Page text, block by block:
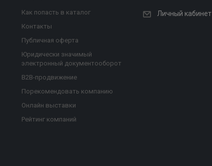
Как попасть в каталог
Контакты
Публичная оферта
Юридически значимый
электронный документооборот
B2B-продвижение
Порекомендовать компанию
Онлайн выставки
Рейтинг компаний
Личный кабинет